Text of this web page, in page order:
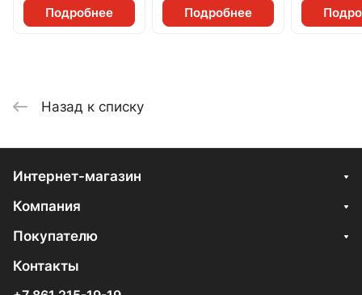
Подробнее Подробнее
Назад к списку
Интернет-магазин
Компания
Покупателю
Контакты